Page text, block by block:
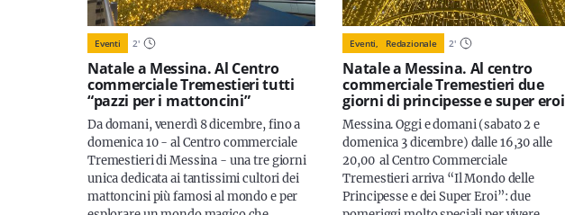
Eventi 2'
Natale a Messina. Al Centro
commerciale Tremestieri tutti
“pazzi per i mattoncini”
Da domani, venerdì 8 dicembre, fino a
domenica 10 - al Centro commerciale
Tremestieri di Messina - una tre giorni
unica dedicata ai tantissimi cultori dei
mattoncini più famosi al mondo e per
Eventi, Redazionale 2'
Natale a Messina. Al centro
commerciale Tremestieri due
giorni di principesse e super eroi
Messina. Oggi e domani (sabato 2 e
domenica 3 dicembre) dalle 16,30 alle
20,00 al Centro Commerciale
Tremestieri arriva “Il Mondo delle
Principesse e dei Super Eroi”: due